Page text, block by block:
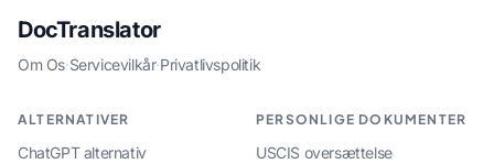
DocTranslator
Om Os·Servicevilkår·Privatlivspolitik
ALTERNATIVER
ChatGPT alternativ
PERSONLIGE DOKUMENTER
USCIS oversættelse